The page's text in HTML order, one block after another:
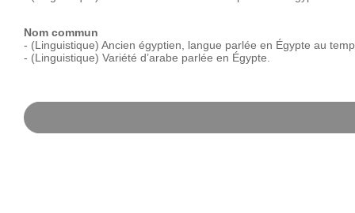
Nom commun
- (Linguistique) Ancien égyptien, langue parlée en Égypte au
- (Linguistique) Variété d’arabe parlée en Égypte.